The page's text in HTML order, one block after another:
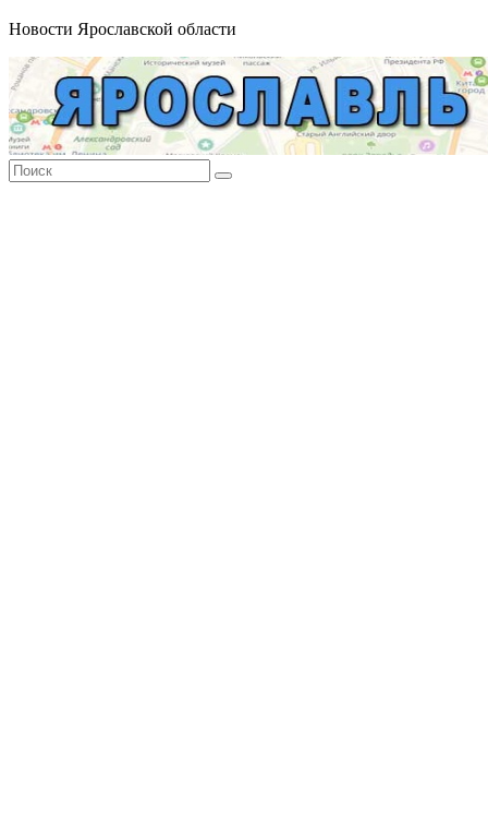
Новости Ярославской области